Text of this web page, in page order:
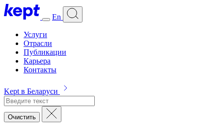
En
Услуги
Отрасли
Публикации
Карьера
Контакты
Kept в Беларуси
Очистить